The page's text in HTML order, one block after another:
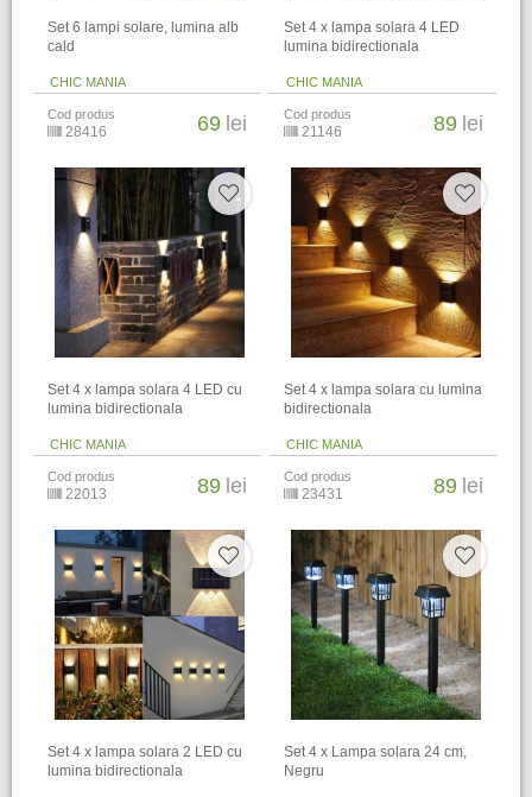
Set 6 lampi solare, lumina alb
cald
CHIC MANIA
Cod produs
28416 69 lei
Set 4 x lampa solara 4 LED
lumina bidirectionala
CHIC MANIA
Cod produs
21146 89 lei
Set 4 x lampa solara 4 LED cu
lumina bidirectionala
CHIC MANIA
Cod produs
22013 89 lei
Set 4 x lampa solara cu lumina
bidirectionala
CHIC MANIA
Cod produs
23431 89 lei
Set 4 x lampa solara 2 LED cu
lumina bidirectionala
Set 4 x Lampa solara 24 cm,
Negru